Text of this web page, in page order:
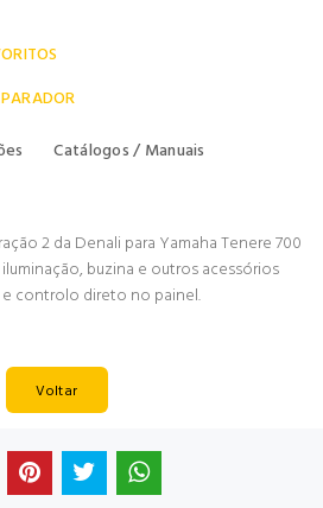
Catálogos / Manuais
2 da Denali para Yamaha Tenere 700
buzina e outros acessórios
controlo direto no painel.
Voltar